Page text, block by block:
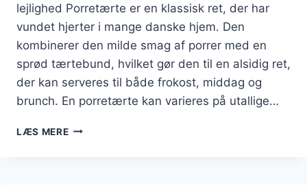
lejlighed Porretærte er en klassisk ret, der har
vundet hjerter i mange danske hjem. Den
kombinerer den milde smag af porrer med en
sprød tærtebund, hvilket gør den til en alsidig ret,
der kan serveres til både frokost, middag og
brunch. En porretærte kan varieres på utallige…
LÆS MEREPORRETÆRTE